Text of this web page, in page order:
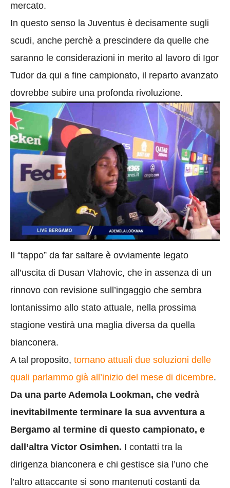
mercato.
In questo senso la Juventus è decisamente sugli
scudi, anche perchè a prescindere da quelle che
saranno le considerazioni in merito al lavoro di Igor
Tudor da qui a fine campionato, il reparto avanzato
dovrebbe subire una profonda rivoluzione.
Il “tappo” da far saltare è ovviamente legato
all’uscita di Dusan Vlahovic, che in assenza di un
rinnovo con revisione sull’ingaggio che sembra
lontanissimo allo stato attuale, nella prossima
stagione vestirà una maglia diversa da quella
bianconera.
A tal proposito, tornano attuali due soluzioni delle
quali parlammo già all’inizio del mese di dicembre.
Da una parte Ademola Lookman, che vedrà
inevitabilmente terminare la sua avventura a
Bergamo al termine di questo campionato, e
dall’altra Victor Osimhen. I contatti tra la
dirigenza bianconera e chi gestisce sia l’uno che
l’altro attaccante si sono mantenuti costanti da